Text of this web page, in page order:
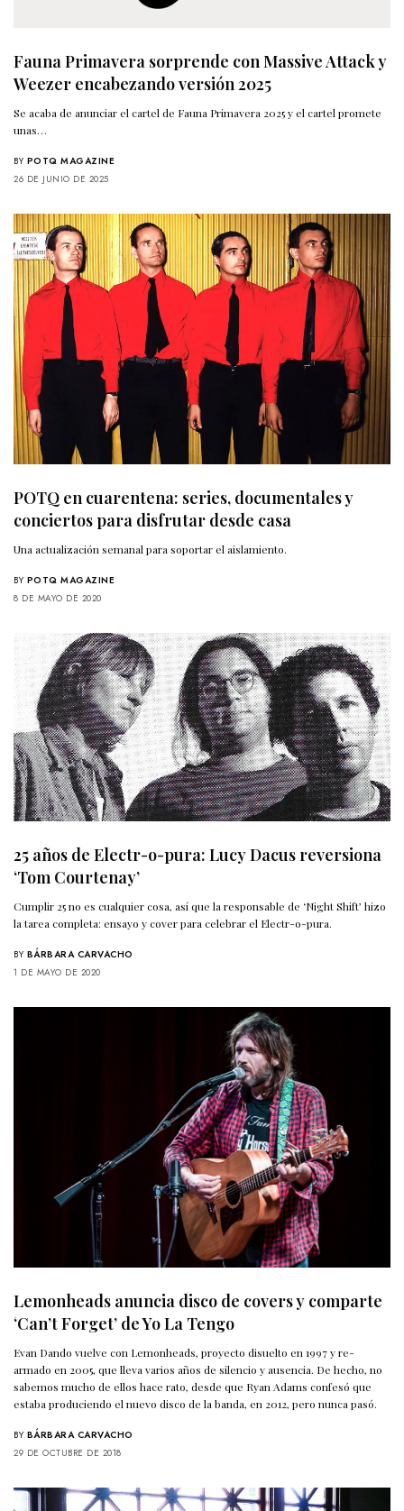
Fauna Primavera sorprende con Massive Attack y
Weezer encabezando versión 2025
Se acaba de anunciar el cartel de Fauna Primavera 2025 y el cartel promete
unas…
BY POTQ MAGAZINE
26 DE JUNIO DE 2025
POTQ en cuarentena: series, documentales y
conciertos para disfrutar desde casa
Una actualización semanal para soportar el aislamiento.
BY POTQ MAGAZINE
8 DE MAYO DE 2020
25 años de Electr-o-pura: Lucy Dacus reversiona
‘Tom Courtenay’
Cumplir 25 no es cualquier cosa, así que la responsable de ‘Night Shift’ hizo
la tarea completa: ensayo y cover para celebrar el Electr-o-pura.
BY BÁRBARA CARVACHO
1 DE MAYO DE 2020
Lemonheads anuncia disco de covers y comparte
‘Can’t Forget’ de Yo La Tengo
Evan Dando vuelve con Lemonheads, proyecto disuelto en 1997 y re-
armado en 2005, que lleva varios años de silencio y ausencia. De hecho, no
sabemos mucho de ellos hace rato, desde que Ryan Adams confesó que
estaba produciendo el nuevo disco de la banda, en 2012, pero nunca pasó.
BY BÁRBARA CARVACHO
29 DE OCTUBRE DE 2018